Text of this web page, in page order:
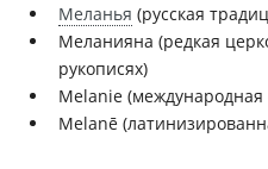
Меланья (русская
Меланияна (редкая
рукописях)
Melanie
Melanē